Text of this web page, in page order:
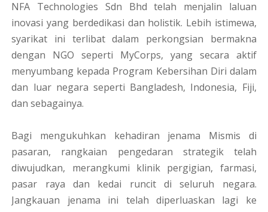
NFA Technologies Sdn Bhd telah menjalin laluan
inovasi yang berdedikasi dan holistik. Lebih istimewa,
syarikat ini terlibat dalam perkongsian bermakna
dengan NGO seperti MyCorps, yang secara aktif
menyumbang kepada Program Kebersihan Diri dalam
dan luar negara seperti Bangladesh, Indonesia, Fiji,
dan sebagainya.
Bagi mengukuhkan kehadiran jenama Mismis di
pasaran, rangkaian pengedaran strategik telah
diwujudkan, merangkumi klinik pergigian, farmasi,
pasar raya dan kedai runcit di seluruh negara.
Jangkauan jenama ini telah diperluaskan lagi ke